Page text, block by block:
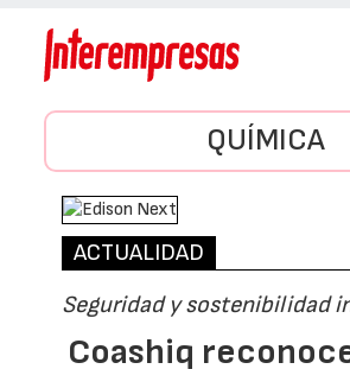
QUÍMICA
ACTUALIDAD
Seguridad y sostenibilidad
Coashiq